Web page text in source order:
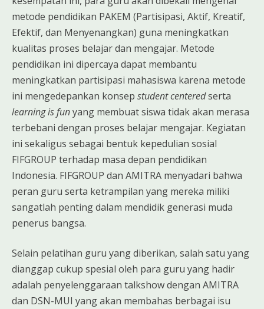
metode pendidikan PAKEM (Partisipasi, Aktif, Kreatif,
Efektif, dan Menyenangkan) guna meningkatkan
kualitas proses belajar dan mengajar. Metode
pendidikan ini dipercaya dapat membantu
meningkatkan partisipasi mahasiswa karena metode
ini mengedepankan konsep student centeredserta
learning is funyang membuat siswa tidak akan merasa
terbebani dengan proses belajar mengajar. Kegiatan
ini sekaligus sebagai bentuk kepedulian sosial
FIFGROUP terhadap masa depan pendidikan
Indonesia. FIFGROUP dan AMITRA menyadari bahwa
peran guru serta ketrampilan yang mereka miliki
sangatlah penting dalam mendidik generasi muda
penerus bangsa.
Selain pelatihan guru yang diberikan, salah satu yang
dianggap cukup spesial oleh para guru yang hadir
adalah penyelenggaraan talkshow dengan AMITRA
dan DSN-MUI yang akan membahas berbagai isu